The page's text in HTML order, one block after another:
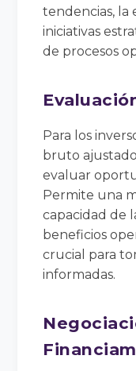
tendencias, la
iniciativas
de procesos
Para los
bruto
evaluar
Permite una
capacidad de
beneficios
crucial para
informadas.